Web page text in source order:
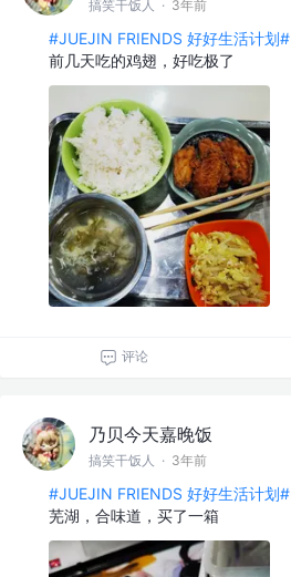
搞笑干饭人 · 3年前
#JUEJIN FRIENDS 好好生活计划#
前几天吃的鸡翅，好吃极了
评论
乃贝今天嘉晚饭
搞笑干饭人 · 3年前
#JUEJIN FRIENDS 好好生活计划#
芜湖，合味道，买了一箱